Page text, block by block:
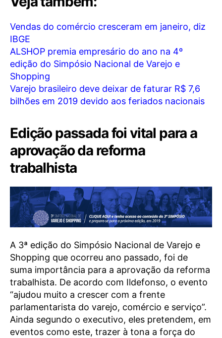
Vendas do comércio cresceram em janeiro, diz
IBGE
ALSHOP premia empresário do ano na 4º
edição do Simpósio Nacional de Varejo e
Shopping
Varejo brasileiro deve deixar de faturar R$ 7,6
bilhões em 2019 devido aos feriados nacionais
Edição passada foi vital para a
aprovação da reforma
trabalhista
A 3ª edição do Simpósio Nacional de Varejo e
Shopping que ocorreu ano passado, foi de
suma importância para a aprovação da reforma
trabalhista. De acordo com Ildefonso, o evento
“ajudou muito a crescer com a frente
parlamentarista do varejo, comércio e serviço”.
Ainda segundo o executivo, eles pretendem, em
eventos como este, trazer à tona a força do